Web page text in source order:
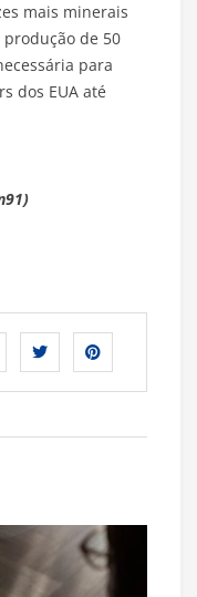
mais minerais
de 50
para
dos EUA até